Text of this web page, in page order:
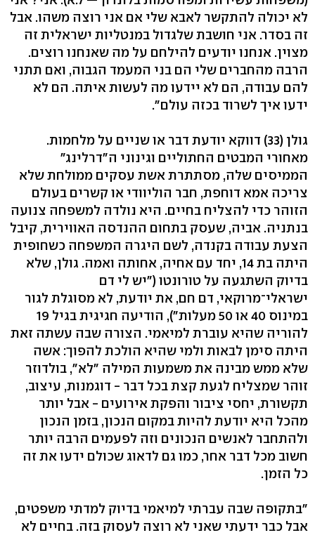
לא יכולה להתקשר לאבא שלי אם אני רוצה משהו. אבל
זה בסדר. אני חושבת שלגדול במנטליות ישראלית זה
מצוין. אנחנו יודעים להילחם על מה שאנחנו רוצים.
הרבה מהחברים שלי הם בני המעמד הגבוה, ואם תתני
להם עבודה, הם לא יידעו מה לעשות איתה. הם לא
ידעו איך לשרוד בכזה עולם".
גולן (33) דווקא יודעת דבר או שניים על מלחמות.
מאחורי המבטים החתוליים וגינוני ה"דרלינג"
הממיסים שלה, מסתתרת אשת עסקים ממולחת שלא
צריכה אמא דוחפת, חבר הוליוודי או קשרים בעולם
הזוהר כדי להצליח בחיים. היא נולדה למשפחה צנועה
בנתניה. אביה, שעסק בתחום ההנדסה האווירית, קיבל
הצעת עבודה בקנדה, לשם היגרה המשפחה כשחופית
היתה בת 14, יחד עם אחיה, אחותה ואמה. גולן, שלא
בדיוק השתגעה על טורונטו ("יש לי דם
ישראלי־מרוקאי, דם חם, את יודעת, לא מסוגלת לגור
במינוס 40 או 50 מעלות"), הודיעה חגיגית בגיל 19
להוריה שהיא עוברת למיאמי. הצורה שבה עשתה זאת
היתה סימן לבאות ולמי שהיא הולכת להפוך: אשה
שלא ממש מבינה את משמעות המילה "לא", בולדוזר
זוהר שמצליח לגעת קצת בכל דבר - דוגמנות, עיצוב,
תקשורת, יחסי ציבור והפקת אירועים - אבל יותר
מהכל היא יודעת להיות במקום הנכון, בזמן הנכון
ולהתחבר לאנשים הנכונים וזה לפעמים הרבה יותר
חשוב מכל דבר אחר, כמו גם לדאוג שכולם ידעו את זה
כל הזמן.
"בתקופה שבה עברתי למיאמי בדיוק למדתי משפטים,
אבל כבר ידעתי שאני לא רוצה לעסוק בזה. בחיים לא